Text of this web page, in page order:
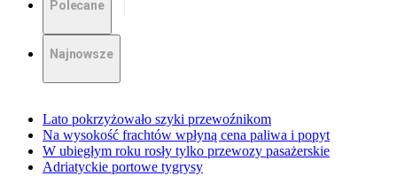
Polecane
Najnowsze
Lato pokrzyżowało szyki przewoźnikom
Na wysokość frachtów wpłyną cena paliwa i popyt
W ubiegłym roku rosły tylko przewozy pasażerskie
Adriatyckie portowe tygrysy